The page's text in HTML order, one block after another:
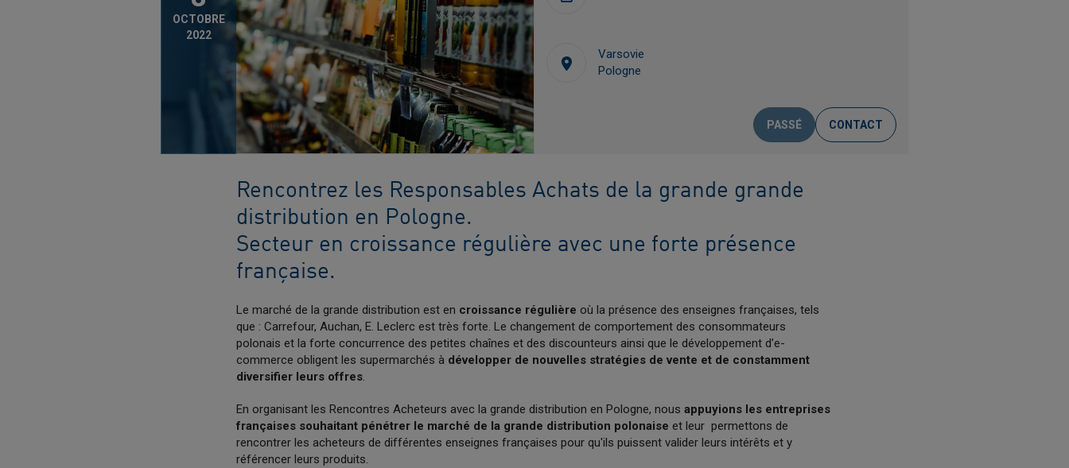
OCTOBRE
2022
Varsovie
Pologne
PASSÉ CONTACT
Rencontrez les Responsables Achats de la grande grande
distribution en Pologne.
Secteur en croissance régulière avec une forte présence
française.
Le marché de la grande distribution est en croissance régulière où la présence des enseignes françaises, tels
que : Carrefour, Auchan, E. Leclerc est très forte. Le changement de comportement des consommateurs
polonais et la forte concurrence des petites chaînes et des discounteurs ainsi que le développement d’e-
commerce obligent les supermarchés à développer de nouvelles stratégies de vente et de constamment
diversifier leurs offres.
En organisant les Rencontres Acheteurs avec la grande distribution en Pologne, nous appuyions les entreprises
françaises souhaitant pénétrer le marché de la grande distribution polonaise et leur permettons de
rencontrer les acheteurs de différentes enseignes françaises pour qu'ils puissent valider leurs intérêts et y
référencer leurs produits.